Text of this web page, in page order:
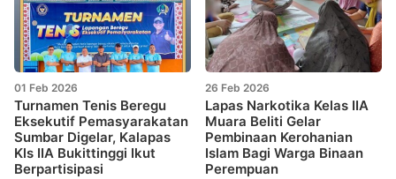
01 Feb 2026
Turnamen Tenis Beregu
Eksekutif Pemasyarakatan
Sumbar Digelar, Kalapas
Kls IIA Bukittinggi Ikut
Berpartisipasi
26 Feb 2026
Lapas Narkotika Kelas IIA
Muara Beliti Gelar
Pembinaan Kerohanian
Islam Bagi Warga Binaan
Perempuan